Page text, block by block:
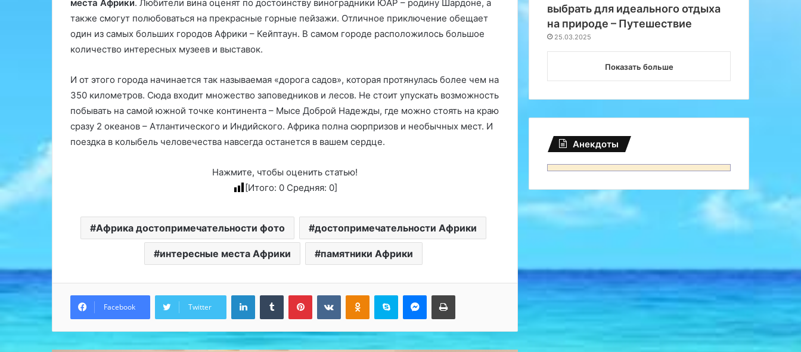
места Африки. Любители вина оценят по достоинству виноградники ЮАР – родину Шардоне, а
также смогут полюбоваться на прекрасные горные пейзажи. Отличное приключение обещает
один из самых больших городов Африки – Кейптаун. В самом городе расположилось большое
количество интересных музеев и выставок.
И от этого города начинается так называемая «дорога садов», которая протянулась более чем на
350 километров. Сюда входит множество заповедников и лесов. Не стоит упускать возможность
побывать на самой южной точке континента – Мысе Доброй Надежды, где можно стоять на краю
сразу 2 океанов – Атлантического и Индийского. Африка полна сюрпризов и необычных мест. И
поездка в колыбель человечества навсегда останется в вашем сердце.
Нажмите, чтобы оценить статью!
[Итого: 0Средняя: 0]
Африка достопримечательности фото достопримечательности Африки
интересные места Африки памятники Африки
Facebook Twitter
LinkedInTumblr PinterestВконтактеОдноклассники
Skype MessengerПечатать
выбрать для идеального отдыха
на природе – Путешествие
25.03.2025
Показать больше
Анекдоты